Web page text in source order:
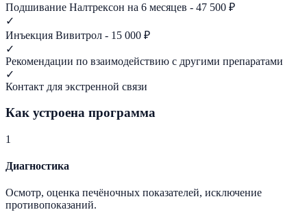
Подшивание Налтрексон на 6 месяцев - 47 500 ₽
✓
Инъекция Вивитрол - 15 000 ₽
✓
Рекомендации по взаимодействию с другими препаратами
✓
Контакт для экстренной связи
Как устроена программа
1
Диагностика
Осмотр, оценка печёночных показателей, исключение
противопоказаний.